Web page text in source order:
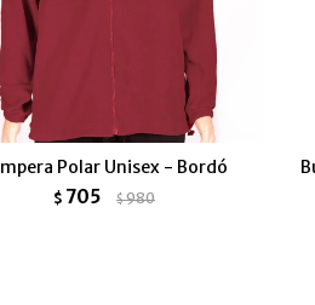
Polar Unisex - Bordó
$ 705 $980